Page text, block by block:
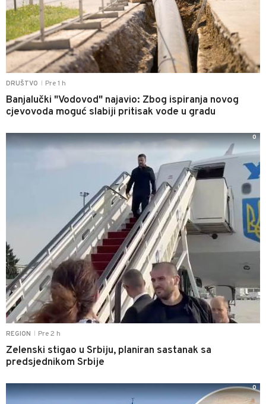
DRUŠTVO Pre 1 h
Banjalučki "Vodovod" najavio: Zbog ispiranja novog
cjevovoda moguć slabiji pritisak vode u gradu
REGION Pre 2 h
Zelenski stigao u Srbiju, planiran sastanak sa
predsjednikom Srbije
0
0